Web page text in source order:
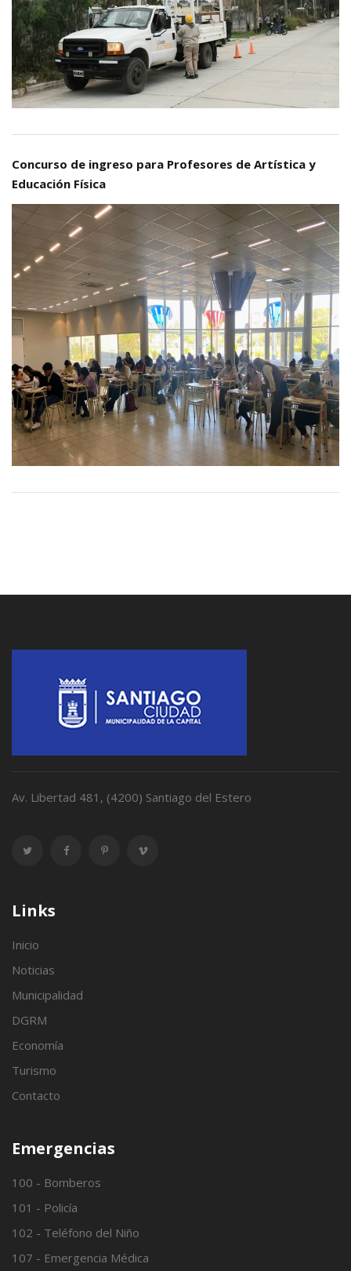
Concurso de ingreso para Profesores de Artística y
Educación Física
Av. Libertad 481, (4200) Santiago del Estero
Links
Inicio
Noticias
Municipalidad
DGRM
Economía
Turismo
Contacto
Emergencias
100 - Bomberos
101 - Policía
102 - Teléfono del Niño
107 - Emergencia Médica